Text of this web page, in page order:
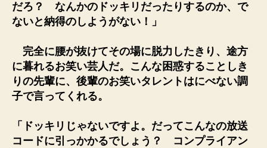
だろ？ なんかのドッキリだったりするのか、で
ないと納得のしようがない！」
完全に腰が抜けてその場に脱力したきり、途方
に暮れるお笑い芸人だ。こんな困惑することしき
りの先輩に、後輩のお笑いタレントはにべない調
子で言ってくれる。
「ドッキリじゃないですよ。だってこんなの放送
コードに引っかかるでしょう？ コンプライアン